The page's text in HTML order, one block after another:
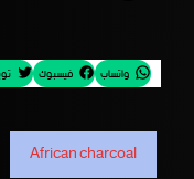
واتساب فيسبوك
African charcoal